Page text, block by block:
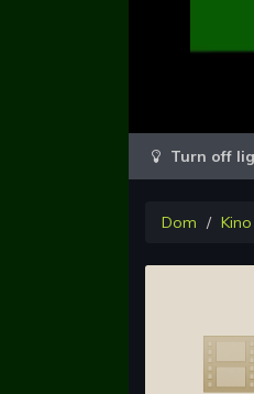
Dom Kino